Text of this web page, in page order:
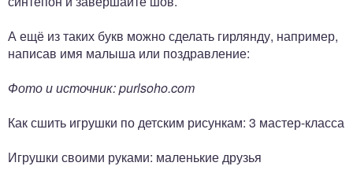
А ещё из таких букв можно сделать гирлянду, например,
написав имя малыша или поздравление:
Фото и источник: purlsoho.com
Как сшить игрушки по детским рисункам: 3 мастер-класса
Игрушки своими руками: маленькие друзья